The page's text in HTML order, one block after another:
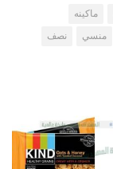
ماكينه
منسي نصف